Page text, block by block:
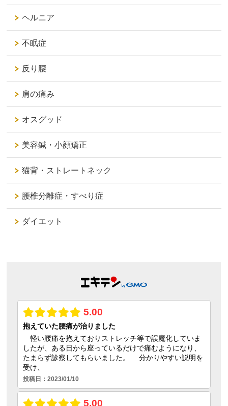
ヘルニア
不眠症
反り腰
肩の痛み
オスグッド
美容鍼・小顔矯正
猫背・ストレートネック
腰椎分離症・すべり症
ダイエット